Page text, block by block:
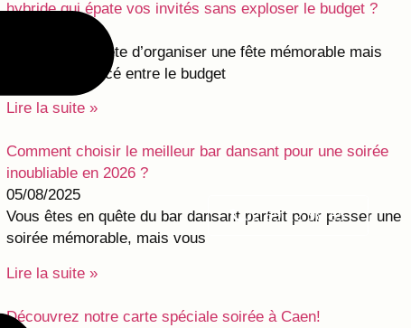
02 59 22 98 85
hybride qui épate vos invités sans exploser le budget ?
Vous avez en tête d’organiser une fête mémorable mais
vous êtes coincé entre le budget
Lire la suite »
Comment choisir le meilleur bar dansant pour une soirée
inoubliable en 2026 ?
05/08/2025
Vous êtes en quête du bar dansant parfait pour passer une
soirée mémorable, mais vous
Lire la suite »
Découvrez notre carte spéciale soirée à Caen!